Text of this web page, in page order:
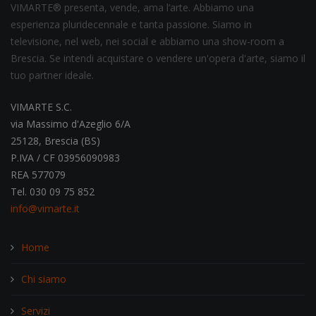
VIMARTE® presenta, vende, ama l’arte. Abbiamo una
esperienza pluridecennale e tanta passione. Siamo in
televisione, nel web, nei social e abbiamo una show-room a
Brescia. Se intendi acquistare o vendere un'opera d'arte, siamo il
tuo partner ideale.
VIMARTE S.C.
via Massimo d'Azeglio 6/A
25128, Brescia (BS)
P.IVA / CF 03956090983
REA 577079
Tel. 030 09 75 852
info@vimarte.it
Home
Chi siamo
Servizi